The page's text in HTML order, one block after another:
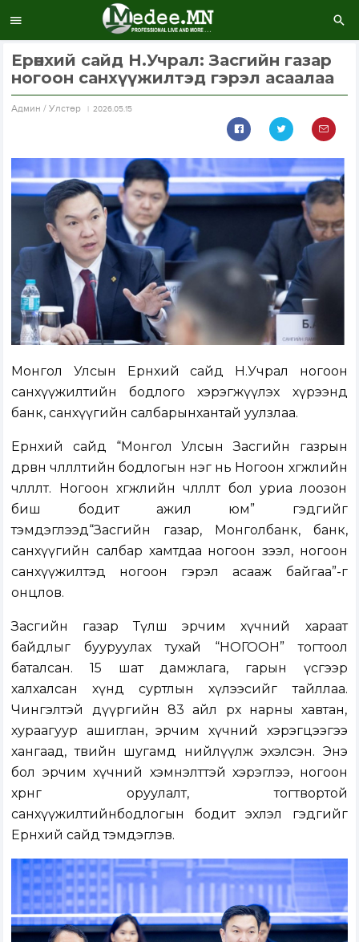
Ерөнхий сайд Н.Учрал: Засгийн газар
ногоон санхүүжилтэд гэрэл асаалаа
Aдмин / Улстөр 2026.05.15
Монгол Улсын Ерөнхий сайд Н.Учрал ногоон
санхүүжилтийн бодлого хэрэгжүүлэх хүрээнд
банк, санхүүгийн салбарынхантай уулзлаа.
Ерөнхий сайд “Монгол Улсын Засгийн газрын
дөрвөн чөлөөлөлтийн бодлогын нэг нь Ногоон хөгжлийн
чөлөөлөлт. Ногоон хөгжлийн чөлөөлөлт бол уриа лоозон
биш бодит ажил юм” гэдгийг
тэмдэглээд“Засгийн газар, Монголбанк, банк,
санхүүгийн салбар хамтдаа ногоон зээл, ногоон
санхүүжилтэд ногоон гэрэл асааж байгаа”-г
онцлов.
Засгийн газар Түлш эрчим хүчний хараат
байдлыг бууруулах тухай “НОГООН” тогтоол
баталсан. 15 шат дамжлага, гарын үсгээр
халхалсан хүнд суртлын хүлээсийг тайллаа.
Чингэлтэй дүүргийн 83 айл өрх нарны хавтан,
хураагуур ашиглан, эрчим хүчний хэрэгцээгээ
хангаад, төвийн шугамд нийлүүлж эхэлсэн. Энэ
бол эрчим хүчний хэмнэлттэй хэрэглээ, ногоон
хөрөнгө оруулалт, тогтвортой
санхүүжилтийнбодлогын бодит эхлэл гэдгийг
Ерөнхий сайд тэмдэглэв.